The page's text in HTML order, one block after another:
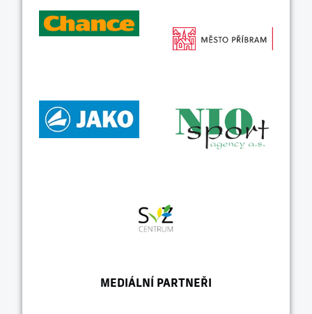
MEDIÁLNÍ PARTNEŘI